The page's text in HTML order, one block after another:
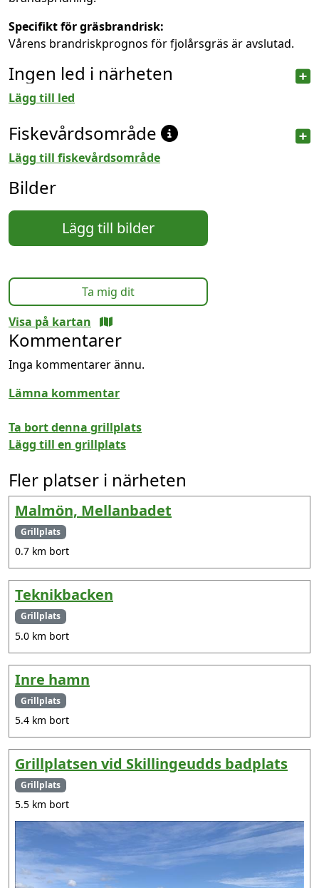
Specifikt för gräsbrandrisk:
Vårens brandriskprognos för fjolårsgräs är avslutad.
Ingen led i närheten
Lägg till led
Fiskevårdsområde
Lägg till fiskevårdsområde
Bilder
Lägg till bilder
Ta mig dit
Visa på kartan
Kommentarer
Inga kommentarer ännu.
Lämna kommentar
Ta bort denna grillplats
Lägg till en grillplats
Fler platser i närheten
Malmön, Mellanbadet
Grillplats
0.7 km bort
Teknikbacken
Grillplats
5.0 km bort
Inre hamn
Grillplats
5.4 km bort
Grillplatsen vid Skillingeudds badplats
Grillplats
5.5 km bort